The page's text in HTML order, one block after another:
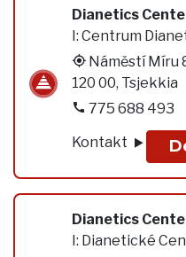
Dianetics
I: Centrum
Náměstí Míru
120 00, Tsjekkia
775 688 493
Kontakt
Dianetics
I: Dianetické